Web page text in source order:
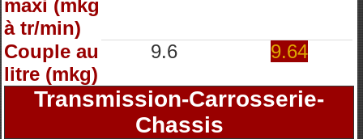
maxi (mkg
à tr/min)
Couple au
litre (mkg)
9.6 9.64
Transmission-Carrosserie-
Chassis